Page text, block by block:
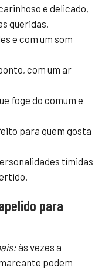
e delicado,
queridas.
e com um som
com um ar
foge do comum e
para quem gosta
tímidas
para
às vezes a
podem